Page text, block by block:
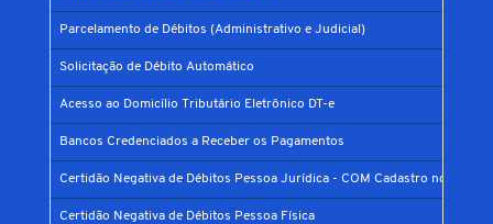
Parcelamento de Débitos (Administrativo e Judicial)
Solicitação de Débito Automático
Acesso ao Domicílio Tributário Eletrônico DT-e
Bancos Credenciados a Receber os Pagamentos
Certidão Negativa de Débitos Pessoa Jurídica - COM Cadastro no
Certidão Negativa de Débitos Pessoa Física